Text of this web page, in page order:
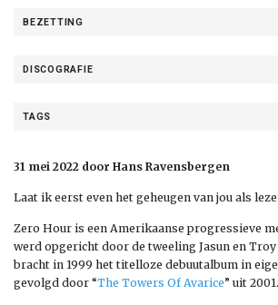
BEZETTING
DISCOGRAFIE
TAGS
31 mei 2022 door Hans Ravensbergen
Laat ik eerst even het geheugen van jou als
Zero Hour is een Amerikaanse progressieve
werd opgericht door de tweeling Jasun en
bracht in 1999 het titelloze debuutalbum in
gevolgd door “The Towers Of Avarice” uit 2001.